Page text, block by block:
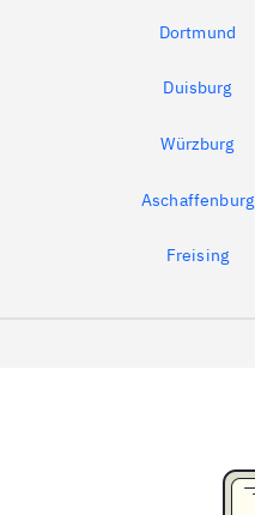
Dortmund
Duisburg
Würzburg
Aschaffenburg
Freising